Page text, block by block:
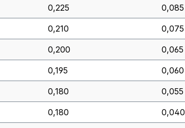
0,225 0,085
0,210 0,075
0,200 0,065
0,195 0,060
0,180 0,055
0,180 0,040